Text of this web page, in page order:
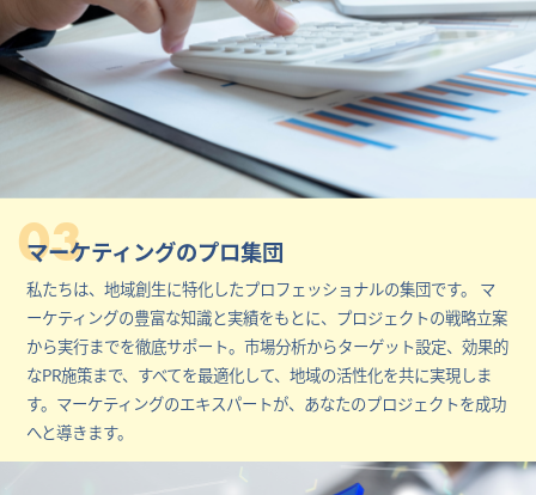
03
マーケティングのプロ集団
私たちは、地域創生に特化したプロフェッショナルの集団です。 マ
ーケティングの豊富な知識と実績をもとに、プロジェクトの戦略立案
から実行までを徹底サポート。市場分析からターゲット設定、効果的
なPR施策まで、すべてを最適化して、地域の活性化を共に実現しま
す。マーケティングのエキスパートが、あなたのプロジェクトを成功
へと導きます。